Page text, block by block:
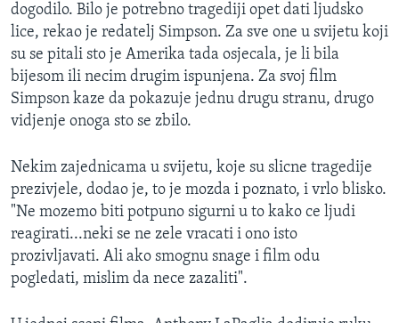
dogodilo. Bilo je potrebno tragediji opet dati ljudsko
lice, rekao je redatelj Simpson. Za sve one u svijetu koji
su se pitali sto je Amerika tada osjecala, je li bila
bijesom ili necim drugim ispunjena. Za svoj film
Simpson kaze da pokazuje jednu drugu stranu, drugo
vidjenje onoga sto se zbilo.
Nekim zajednicama u svijetu, koje su slicne tragedije
prezivjele, dodao je, to je mozda i poznato, i vrlo blisko.
"Ne mozemo biti potpuno sigurni u to kako ce ljudi
reagirati...neki se ne zele vracati i ono isto
prozivljavati. Ali ako smognu snage i film odu
pogledati, mislim da nece zazaliti".